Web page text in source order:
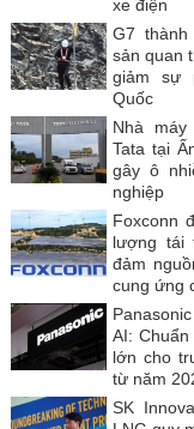
xe điện
G7
sản quan
giảm sự
Quốc
Nhà
Tata tại
gây ô
nghiệp
Foxconn
lượng tái
đảm
cung ứng
AI:
lớn cho
từ năm
SK